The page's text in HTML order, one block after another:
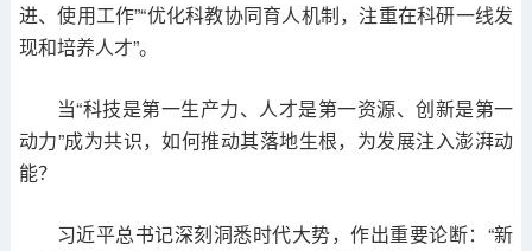
进、使用工作”“优化科教协同育人机制，注重在科研一线发
现和培养人才”。
当“科技是第一生产力、人才是第一资源、创新是第一
动力”成为共识，如何推动其落地生根，为发展注入澎湃动
能？
习近平总书记深刻洞悉时代大势，作出重要论断：“新